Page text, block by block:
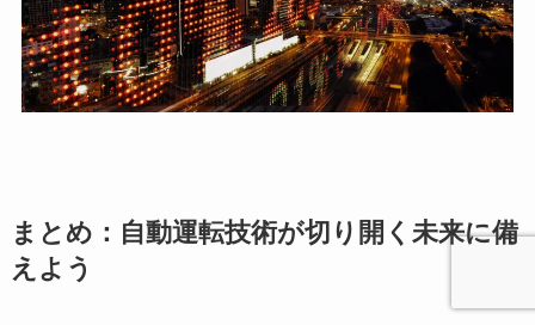
まとめ：自動運転技術が切り開く未来に備
えよう